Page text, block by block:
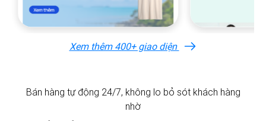
Xem thêm 400+ giao diện
Bán hàng tự động 24/7, không lo bỏ sót khách hàng
nhờ